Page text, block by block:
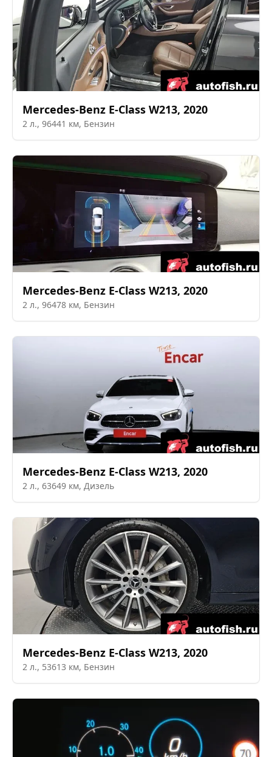
Mercedes-Benz E-Class W213, 2020
2 л., 96441 км, Бензин
Mercedes-Benz E-Class W213, 2020
2 л., 96478 км, Бензин
Mercedes-Benz E-Class W213, 2020
2 л., 63649 км, Дизель
Mercedes-Benz E-Class W213, 2020
2 л., 53613 км, Бензин